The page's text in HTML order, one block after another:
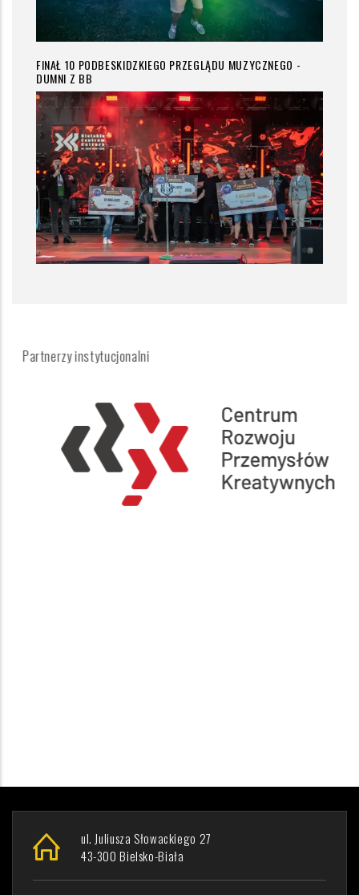
FINAŁ 10 PODBESKIDZKIEGO PRZEGLĄDU MUZYCZNEGO -
DUMNI Z BB
ul. Juliusza Słowackiego 27
43-300 Bielsko-Biała